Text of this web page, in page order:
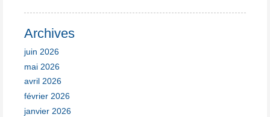
Archives
juin 2026
mai 2026
avril 2026
février 2026
janvier 2026